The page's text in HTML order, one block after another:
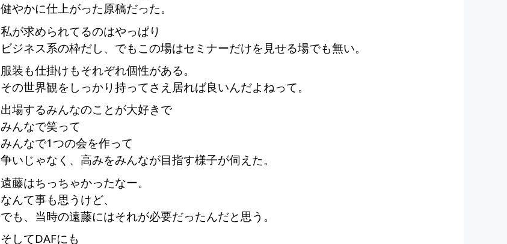
健やかに仕上がった原稿だった。
私が求められてるのはやっぱり
ビジネス系の枠だし、でもこの場はセミナーだけを見せる場でも無い。
服装も仕掛けもそれぞれ個性がある。
その世界観をしっかり持ってさえ居れば良いんだよねって。
出場するみんなのことが大好きで
みんなで笑って
みんなで1つの会を作って
争いじゃなく、高みをみんなが目指す様子が伺えた。
遠藤はちっちゃかったなー。
なんて事も思うけど、
でも、当時の遠藤にはそれが必要だったんだと思う。
そしてDAFにも